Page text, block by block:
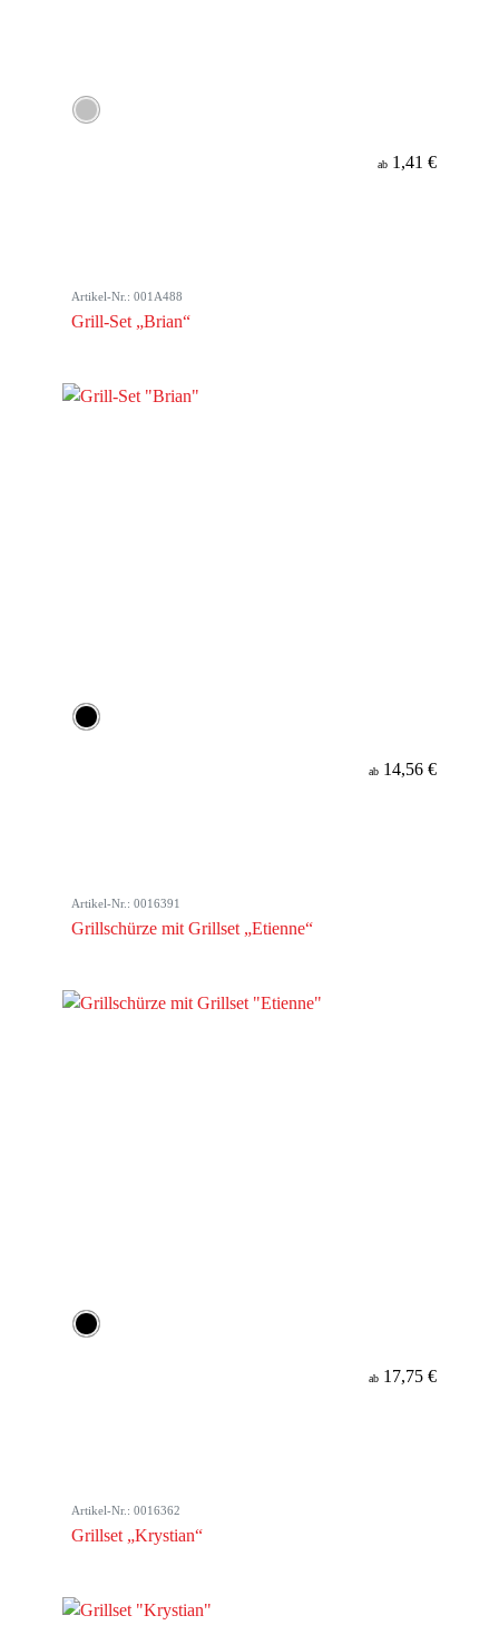
ab 1,41 €
Artikel-Nr.: 001A488
Grill-Set „Brian“
ab 14,56 €
Artikel-Nr.: 0016391
Grillschürze mit Grillset „Etienne“
ab 17,75 €
Artikel-Nr.: 0016362
Grillset „Krystian“